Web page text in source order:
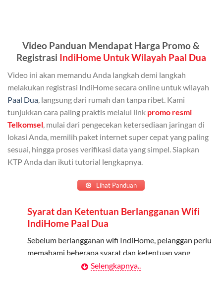
Admin (pelanggan utama) dan anggota yang terdaftar.
Admin dapat mendaftarkan hingga 5 anggota
keluarga atau teman untuk menggunakan kuota ini.
Berlaku Nasional
Kuota keluarga bisa digunakan di seluruh Indonesia
untuk jaringan 2G, 3G, dan 4G.
Kuota ini hanya bisa digunakan di dalam negeri.
Cara Menggunakan Kuota Keluarga
Daftarkan Anggota: Admin dapat mendaftarkan anggota
melalui aplikasi MyTelkomsel atau website Telkomsel One.
Bagikan Kuota: Setelah terdaftar, anggota bisa langsung
Video Panduan Mendapat Harga Promo &
Registrasi IndiHome Untuk Wilayah Paal Dua
Video ini akan memandu Anda langkah demi langkah
melakukan registrasi IndiHome secara online untuk wilayah
Paal Dua , langsung dari rumah dan tanpa ribet. Kami
tunjukkan cara paling praktis melalui link promo resmi
Telkomsel , mulai dari pengecekan ketersediaan jaringan di
lokasi Anda, memilih paket internet super cepat yang paling
sesuai, hingga proses verifikasi data yang simpel. Siapkan
KTP Anda dan ikuti tutorial lengkapnya.
Lihat Panduan
Syarat dan Ketentuan Berlangganan Wifi
IndiHome Paal Dua
Sebelum berlangganan wifi IndiHome, pelanggan perlu
memahami beberapa syarat dan ketentuan yang
Selengkapnya..